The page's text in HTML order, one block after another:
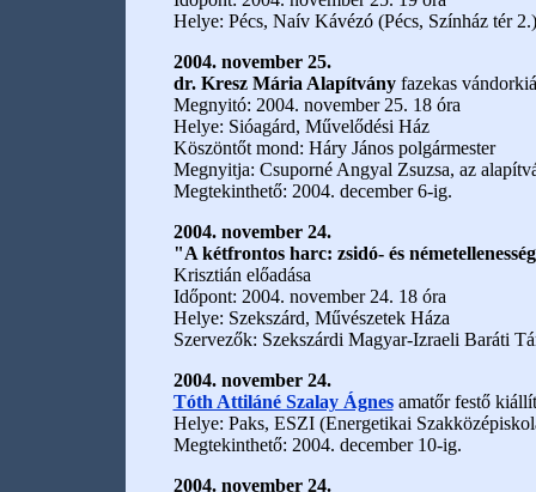
Helye: Pécs, Naív Kávézó (Pécs, Színház tér 2.)
2004. november 25.
dr. Kresz Mária Alapítvány fazekas
Megnyitó: 2004. november 25. 18 óra
Helye: Sióagárd, Művelődési Ház
Köszöntőt mond: Háry János polgármester
Megnyitja: Csuporné Angyal Zsuzsa, az
Megtekinthető: 2004. december 6-ig.
2004. november 24.
"A kétfrontos harc: zsidó- és
Krisztián előadása
Időpont: 2004. november 24. 18 óra
Helye: Szekszárd, Művészetek Háza
Szervezők: Szekszárdi Magyar-Izraeli Baráti
2004. november 24.
Tóth Attiláné Szalay Ágnesamatőr festő
Helye: Paks, ESZI (Energetikai
Megtekinthető: 2004. december 10-ig.
2004. november 24.